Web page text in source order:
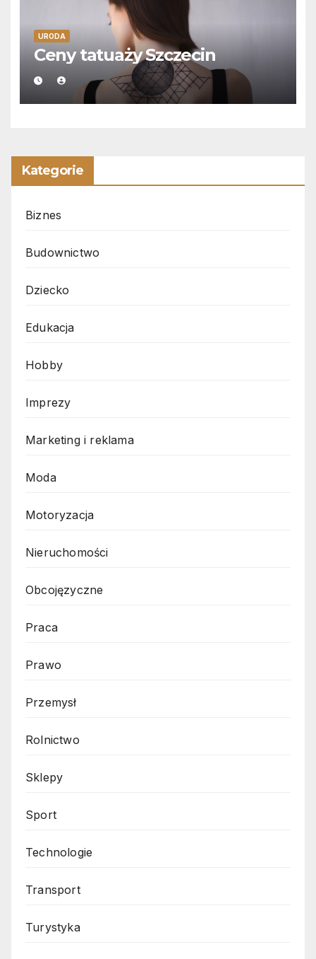
URODA
Ceny tatuaży Szczecin
Kategorie
Biznes
Budownictwo
Dziecko
Edukacja
Hobby
Imprezy
Marketing i reklama
Moda
Motoryzacja
Nieruchomości
Obcojęzyczne
Praca
Prawo
Przemysł
Rolnictwo
Sklepy
Sport
Technologie
Transport
Turystyka